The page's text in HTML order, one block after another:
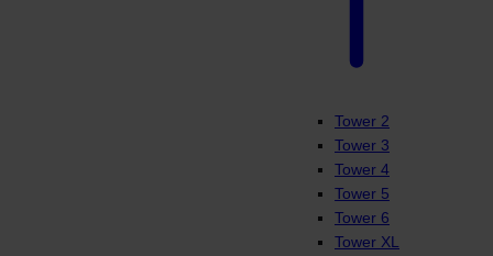
Tower 2
Tower 3
Tower 4
Tower 5
Tower 6
Tower XL